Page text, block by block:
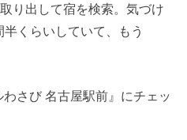
り出して宿を検索。気づけ
くらいしていて、もう
さび 名古屋駅前』にチェッ